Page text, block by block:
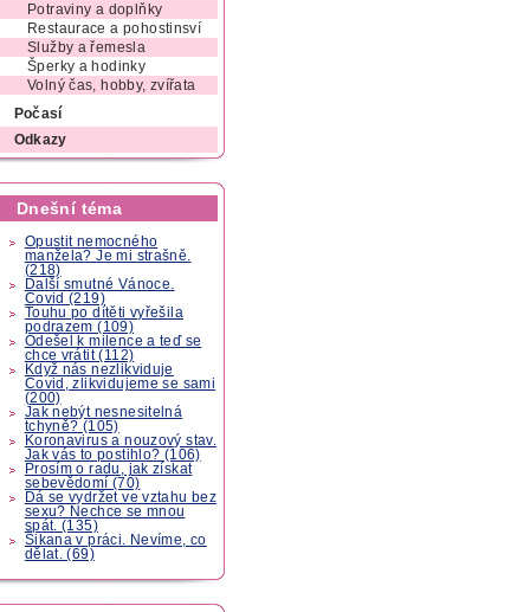
Potraviny a doplňky
Restaurace a pohostinsví
Služby a řemesla
Šperky a hodinky
Volný čas, hobby, zvířata
Počasí
Odkazy
Dnešní téma
Opustit nemocného
manžela? Je mi strašně.
(218)
Další smutné Vánoce.
Covid (219)
Touhu po dítěti vyřešila
podrazem (109)
Odešel k milence a teď se
chce vrátit (112)
Když nás nezlikviduje
Covid, zlikvidujeme se sami
(200)
Jak nebýt nesnesitelná
tchyně? (105)
Koronavirus a nouzový stav.
Jak vás to postihlo? (106)
Prosím o radu, jak získat
sebevědomí (70)
Dá se vydržet ve vztahu bez
sexu? Nechce se mnou
spát. (135)
Šikana v práci. Nevíme, co
dělat. (69)